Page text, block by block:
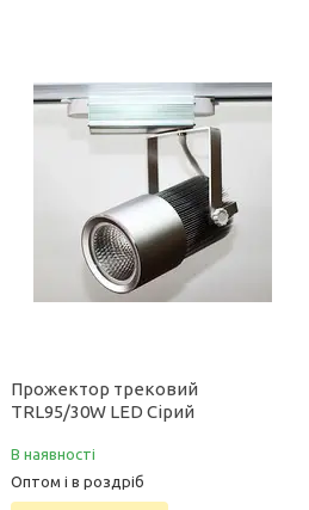
Прожектор трековий
TRL95/30W LED Сірий
В наявності
Оптом і в роздріб